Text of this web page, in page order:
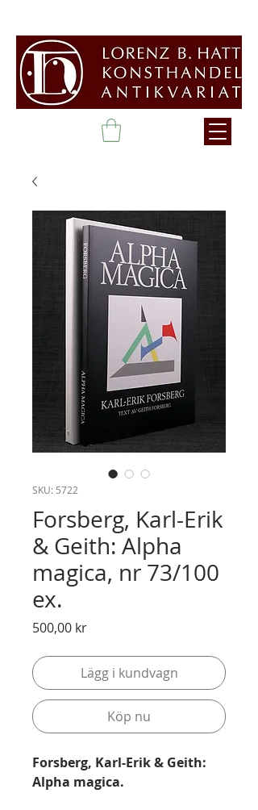
SKU: 5722
Forsberg, Karl-Erik
& Geith: Alpha
magica, nr 73/100
ex.
500,00 krPris
Lägg i kundvagn
Köp nu
Forsberg, Karl-Erik & Geith:
Alpha magica.